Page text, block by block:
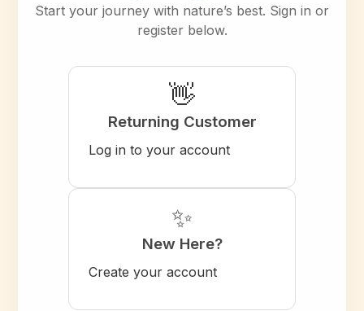
Start your journey with nature’s best. Sign in or
register below.
👋
Returning Customer
Log in to your account
✨
New Here?
Create your account